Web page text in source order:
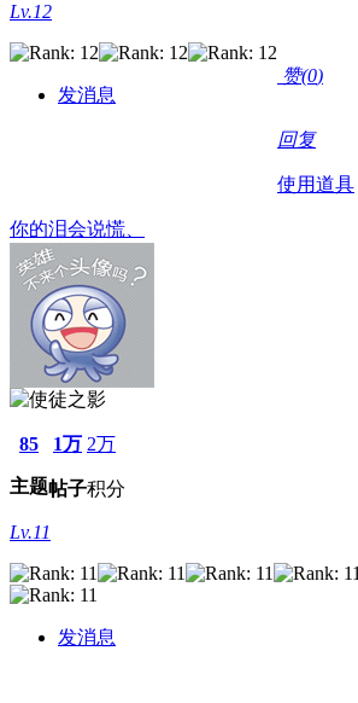
Lv.12
发消息
赞(0)
回复
使用道具
你的泪会说慌、
85
主题
1万
帖子
2万
积分
Lv.11
发消息